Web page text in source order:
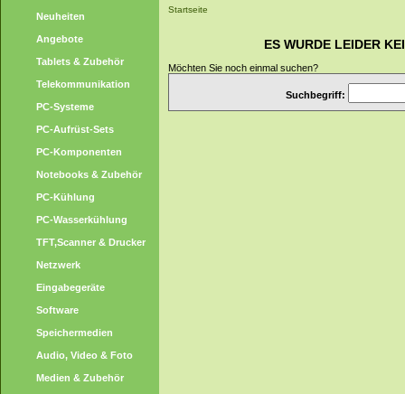
Neuheiten
Angebote
Tablets & Zubehör
Telekommunikation
PC-Systeme
PC-Aufrüst-Sets
PC-Komponenten
Notebooks & Zubehör
PC-Kühlung
PC-Wasserkühlung
TFT,Scanner & Drucker
Netzwerk
Eingabegeräte
Software
Speichermedien
Audio, Video & Foto
Medien & Zubehör
Startseite
ES WURDE LEIDER
Möchten Sie noch einmal suchen?
Suchbegriff: